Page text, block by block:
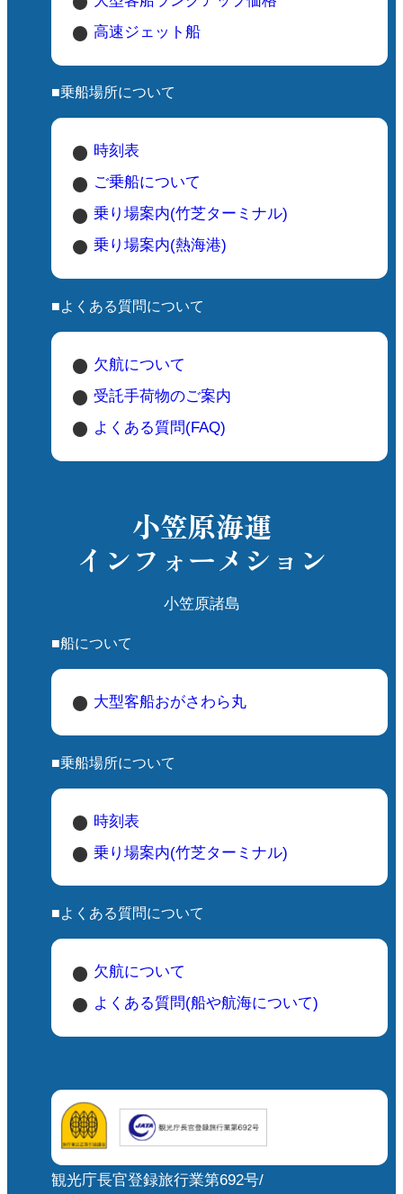
高速ジェット船
■乗船場所について
時刻表
ご乗船について
乗り場案内(竹芝ターミナル)
乗り場案内(熱海港)
■よくある質問について
欠航について
受託手荷物のご案内
よくある質問(FAQ)
小笠原海運
インフォーメション
小笠原諸島
■船について
大型客船おがさわら丸
■乗船場所について
時刻表
乗り場案内(竹芝ターミナル)
■よくある質問について
欠航について
よくある質問(船や航海について)
観光庁長官登録旅行業第692号/